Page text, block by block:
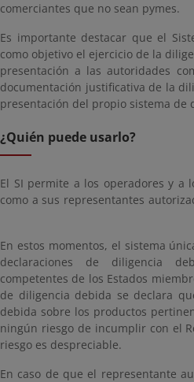
comerciantes que no sean pymes.
Es importante destacar que el
como objetivo el ejercicio de la
presentación a las autoridades
documentación justificativa de la
presentación del propio sistema de
¿Quién puede usarlo?
El SI permite a los operadores y a
como a sus representantes
En estos momentos, el sistema
declaraciones de diligencia
competentes de los Estados
de diligencia debida se declara
debida sobre los productos
ningún riesgo de incumplir con el
riesgo es despreciable.
En caso de que el representante